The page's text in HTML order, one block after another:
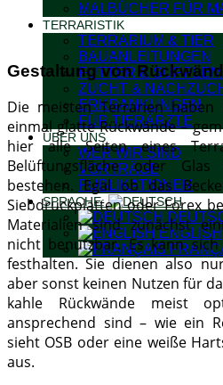
MALBÜCHER FÜR
TERRARISTIK
TERRARIUM & TIER
BAUANLEITUNGEN
FUTTER &
ZUCHT &
ERKRANKUNGEN
FÜR TIERÄRZTE
ÜBER UNS
WER WIR SIND
VORTRÄGE
PUBLIKATIONEN
SPRACHE:
ENGLISH
Gestaltung von
Die meisten Terrarien
einmal glatte Rückwände –
hier alle Seiten eines
Belüftungsfläche oder
bestehen. Egal ob das
Siebdruckplatten oder Forex
Materialien sind zunächst
nicht benutzbar. Es kann
festhalten. Sie dienen also
aber sonst keinen Nutzen für
kahle Rückwände meist
ansprechend sind – wie ein
sieht OSB oder eine weiße
aus.